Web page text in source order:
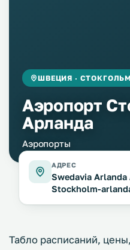
ШВЕЦИЯ · СТОКГОЛЬМ
Аэропорт
Арланда
Аэропорты
АДРЕС
Swedavia
Stockholm-
Табло расписаний,